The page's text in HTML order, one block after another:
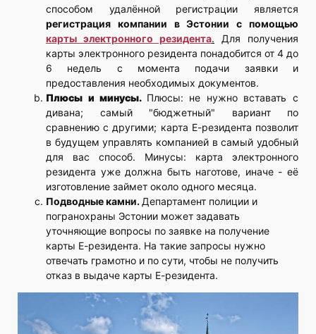
способом удалённой регистрации является
регистрация компании в Эстонии с помощью
карты электронного резидента. Для получения
карты электронного резидента понадобится от 4 до
6 недель с момента подачи заявки и
предоставления необходимых документов.
Плюсы и минусы. Плюсы: не нужно вставать с
дивана; самый "бюджетный" вариант по
сравнению с другими; карта Е-резидента позволит
в будущем управлять компанией в самый удобный
для вас способ. Минусы: карта электронного
резидента уже должна быть наготове, иначе - её
изготовление займет около одного месяца.
Подводные камни. Департамент полиции и
погранохраны Эстонии может задавать
уточняющие вопросы по заявке на получение
карты Е-резидента. На такие запросы нужно
отвечать грамотно и по сути, чтобы не получить
отказ в выдаче карты Е-резидента.